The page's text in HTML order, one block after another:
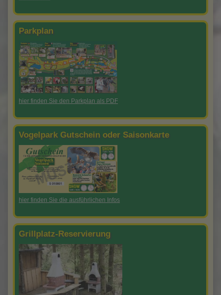
Parkplan
hier finden Sie den Parkplan als PDF
Vogelpark Gutschein oder Saisonkarte
hier finden Sie die ausführlichen Infos
Grillplatz-Reservierung